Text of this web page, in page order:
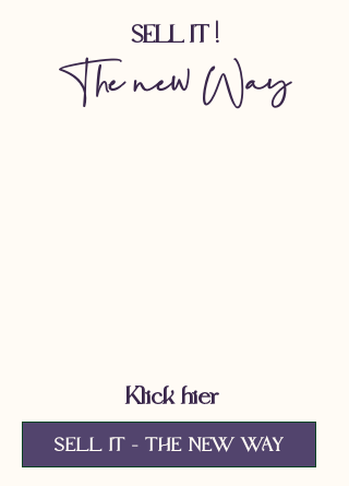
SELL IT !
The new Way
Klick hier
SELL IT - THE NEW WAY